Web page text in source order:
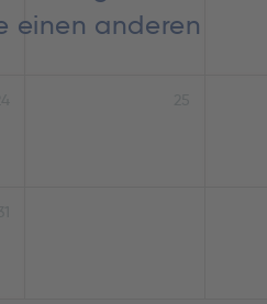
einen anderen